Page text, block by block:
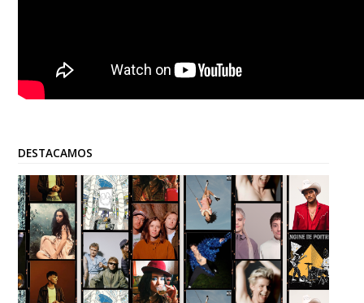
DESTACAMOS